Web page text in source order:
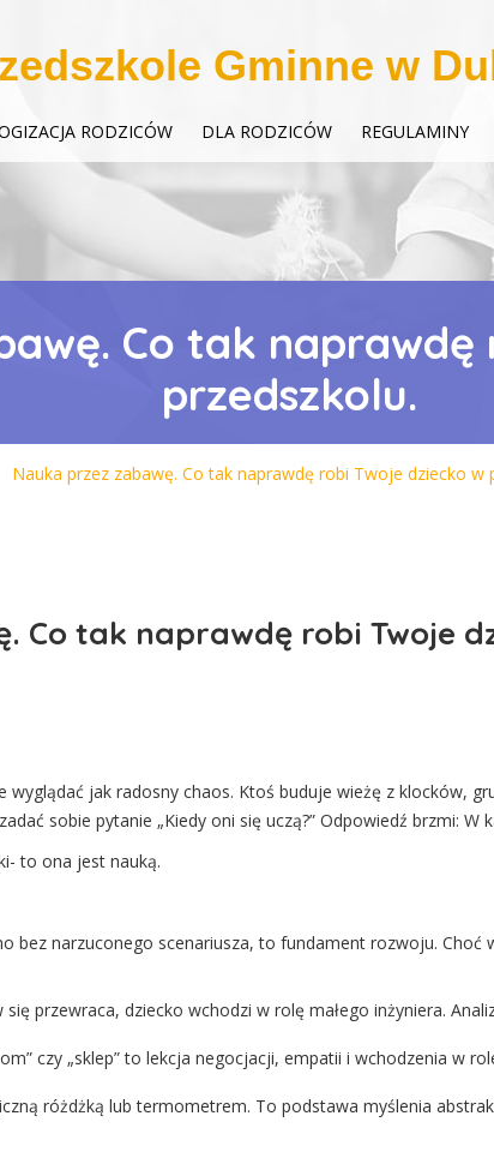
Gminne w
RODZICÓW DLA RODZICÓW REGULAMINY
Co tak naprawdę
przedszkolu.
Nauka przez zabawę. Co tak naprawdę robi Twoje dziecko w
Co tak naprawdę robi Twoje
jak radosny chaos. Ktoś buduje wieżę z klocków,
sobie pytanie „Kiedy oni się uczą?” Odpowiedź brzmi: W
to ona jest nauką.
bez narzuconego scenariusza, to fundament rozwoju. Choć
się przewraca, dziecko wchodzi w rolę małego inżyniera.
czy „sklep” to lekcja negocjacji, empatii i wchodzenia w
różdżką lub termometrem. To podstawa myślenia